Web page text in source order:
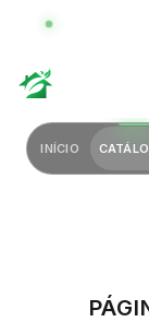
GLOBAL
INÍCIO